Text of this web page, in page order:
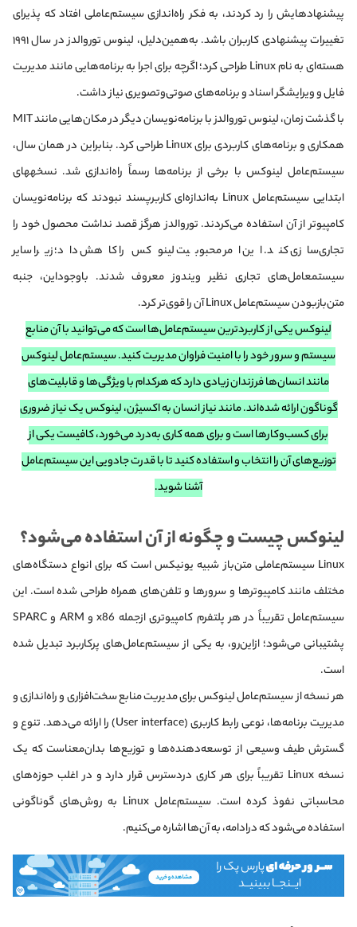
پیشنهادهایش را رد کردند، به فکر راه‌اندازی سیستم‌عاملی افتاد که پذیرای
تغییرات پیشنهادی کاربران باشد. به‌همین‌دلیل، لینوس توروالدز در سال ۱۹۹۱
هسته‌ای به نام Linux طراحی کرد؛ اگرچه برای اجرا به برنامه‌هایی مانند مدیریت
فایل و ویرایشگر اسناد و برنامه‌های صوتی‌و‌تصویری نیاز داشت.
با گذشت زمان، لینوس توروالدز با برنامه‌نویسان دیگر در مکان‌هایی مانند MIT
همکاری و برنامه‌های کاربردی برای Linux طراحی کرد. بنابراین در همان سال،
سیستم‌عامل لینوکس با برخی از برنامه‌ها رسماً راه‌اندازی شد. نسخه‎های
ابتدایی سیستم‌عامل Linux به‌اندازه‌ای کاربرپسند نبودند که برنامه‌نویسان
کامپیوتر از آن استفاده می‌کردند. توروالدز هرگز قصد نداشت محصول خود را
تجاری‌سازی کند. این امر محبوبیت لینوکس را کاهش داد؛ زیرا سایر
سیستم‎عامل‌های تجاری نظیر ویندوز معروف شدند. باوجوداین، جنبه
متن‌باز‌بودن سیستم‌عامل Linux آن را قوی‌تر کرد.
لینوکس یکی از کاربرد‌ترین سیستم‌عامل‌ها است که می‌توانید با آن منابع
سیستم و سرور خود را با امنیت فراوان مدیریت کنید. سیستم‌عامل لینوکس
مانند انسان‌ها فرزندان زیادی دارد که هرکدام با ویژگی‌ها و قابلیت‌های
گوناگون ارائه شده‌اند. مانند نیاز انسان به اکسیژن، لینوکس یک نیاز ضروری
برای کسب‌‌وکارها است و برای همه‌‌ کاری به‌درد می‌خورد، کافیست یکی از
توزیع‌های آن را انتخاب و استفاده کنید تا با قدرت جادویی این سیستم‌عامل
آشنا شوید.
لینوکس چیست و چگونه از آن استفاده می‌شود؟
Linux سیستم‌عاملی متن‌باز شبیه یونیکس است که برای انواع دستگاه‌های
مختلف مانند کامپیوترها و سرورها و تلفن‌های همراه طراحی شده است. این
سیستم‌عامل تقریباً در هر پلتفرم کامپیوتری از‌جمله x86 و ARM و SPARC
پشتیبانی می‌شود؛ از‌این‌رو، به یکی از سیستم‌عامل‌های پرکاربرد تبدیل شده
است.
هر نسخه از سیستم‌عامل لینوکس برای مدیریت منابع سخت‌افزاری و راه‌اندازی و
مدیریت برنامه‌ها، نوعی رابط کاربری (User interface) را ارائه می‌دهد. تنوع و
گسترش طیف وسیعی از توسعه‌دهنده‌ها و توزیع‌ها بدان‌معناست که یک
نسخه Linux تقریباً برای هر کاری دردسترس قرار دارد و در اغلب حوزه‌های
محاسباتی نفوذ کرده است. سیستم‌عامل Linux به روش‌های گوناگونی
استفاده می‌شود که درادامه، به آن‌ها اشاره می‌کنیم.